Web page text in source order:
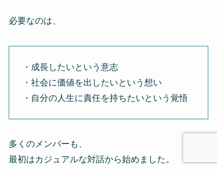
必要なのは、
・成長したいという意志
・社会に価値を出したいという想い
・自分の人生に責任を持ちたいという覚悟
多くのメンバーも、
最初はカジュアルな対話から始めました。